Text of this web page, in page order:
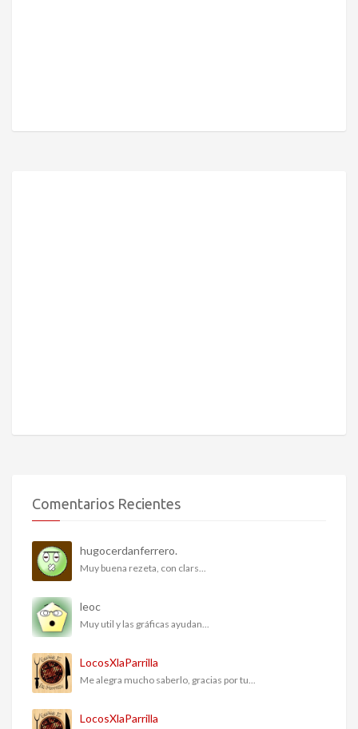
Comentarios Recientes
hugocerdanferrero.
Muy buena rezeta, con clars...
leoc
Muy util y las gráficas ayudan...
LocosXlaParrilla
Me alegra mucho saberlo, gracias por tu...
LocosXlaParrilla